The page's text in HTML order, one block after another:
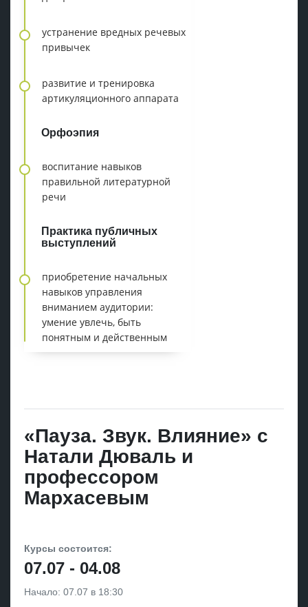
устранение вредных речевых
привычек
развитие и тренировка
артикуляционного аппарата
Орфоэпия
воспитание навыков
правильной литературной
речи
Практика публичных
выступлений
приобретение начальных
навыков управления
вниманием аудитории:
умение увлечь, быть
понятным и действенным
«Пауза. Звук. Влияние» c
Натали Дюваль и
профессором
Мархасевым
Курсы cостоится:
07.07 - 04.08
Начало: 07.07 в 18:30